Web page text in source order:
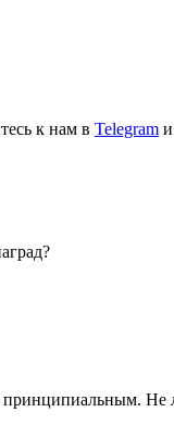
к нам в Telegram
Не